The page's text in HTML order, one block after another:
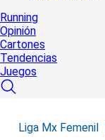
Running
Opinión
Cartones
Tendencias
Juegos
Liga Mx Femenil